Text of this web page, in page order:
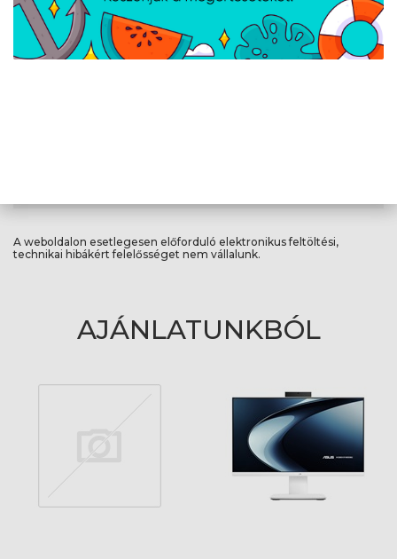
WLAN
802.11ax
Bluetooth
Igen
A weboldalon esetlegesen előforduló elektronikus feltöltési,
technikai hibákért felelősséget nem vállalunk.
AJÁNLATUNKBÓL